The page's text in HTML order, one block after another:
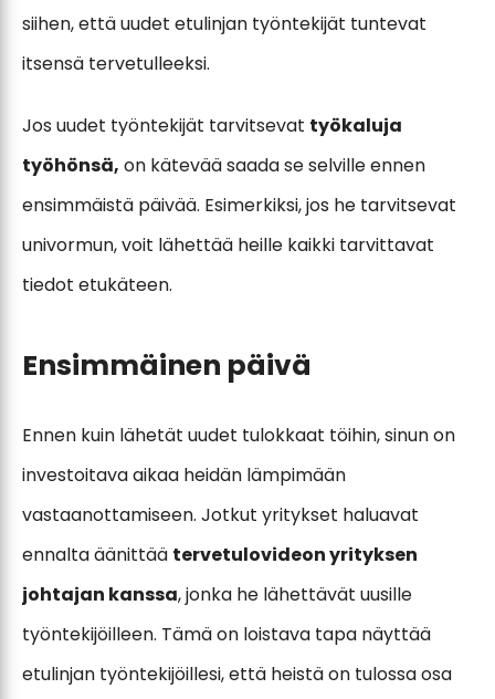
siihen, että uudet etulinjan työntekijät tuntevat
itsensä tervetulleeksi.
Jos uudet työntekijät tarvitsevat työkaluja
työhönsä, on kätevää saada se selville ennen
ensimmäistä päivää. Esimerkiksi, jos he tarvitsevat
univormun, voit lähettää heille kaikki tarvittavat
tiedot etukäteen.
Ensimmäinen päivä
Ennen kuin lähetät uudet tulokkaat töihin, sinun on
investoitava aikaa heidän lämpimään
vastaanottamiseen. Jotkut yritykset haluavat
ennalta äänittää tervetulovideon yrityksen
johtajan kanssa, jonka he lähettävät uusille
työntekijöilleen. Tämä on loistava tapa näyttää
etulinjan työntekijöillesi, että heistä on tulossa osa